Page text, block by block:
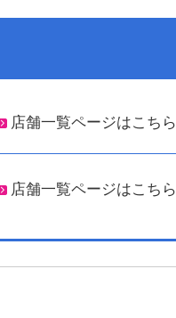
店舗一覧ページはこちら
店舗一覧ページはこちら